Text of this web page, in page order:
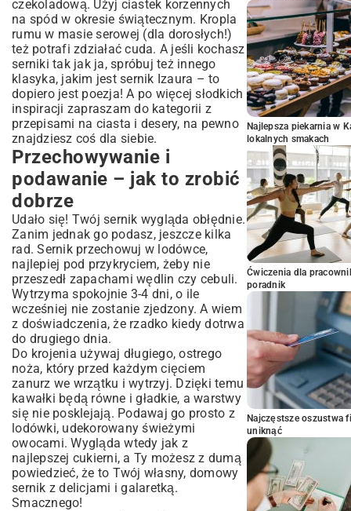
czekoladową. Użyj ciastek korzennych
na spód w okresie świątecznym. Kropla
rumu w masie serowej (dla dorosłych!)
też potrafi zdziałać cuda. A jeśli kochasz
serniki tak jak ja, spróbuj też innego
klasyka, jakim jest sernik Izaura – to
dopiero jest poezja! A po więcej słodkich
inspiracji zapraszam do kategorii z
przepisami na ciasta i desery, na pewno
znajdziesz coś dla siebie.
Przechowywanie i
podawanie – jak to zrobić
dobrze
Udało się! Twój sernik wygląda obłędnie.
Zanim jednak go podasz, jeszcze kilka
rad. Sernik przechowuj w lodówce,
najlepiej pod przykryciem, żeby nie
przeszedł zapachami wędlin czy cebuli.
Wytrzyma spokojnie 3-4 dni, o ile
wcześniej nie zostanie zjedzony. A wiem
z doświadczenia, że rzadko kiedy dotrwa
do drugiego dnia.
Do krojenia używaj długiego, ostrego
noża, który przed każdym cięciem
zanurz we wrzątku i wytrzyj. Dzięki temu
kawałki będą równe i gładkie, a warstwy
się nie posklejają. Podawaj go prosto z
lodówki, udekorowany świeżymi
owocami. Wygląda wtedy jak z
najlepszej cukierni, a Ty możesz z dumą
powiedzieć, że to Twój własny, domowy
sernik z delicjami i galaretką.
Smacznego!
Najlepsza piekarnia w
lokalnych smakach
Ćwiczenia dla
poradnik
Najczęstsze oszustwa
uniknąć